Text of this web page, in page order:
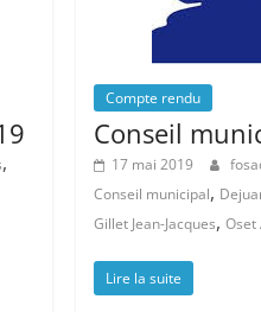
,
Compte rendu
Conseil
17 mai 2019
Conseil municipal,
Gillet Jean-Jacques,Oset
Lire la suite